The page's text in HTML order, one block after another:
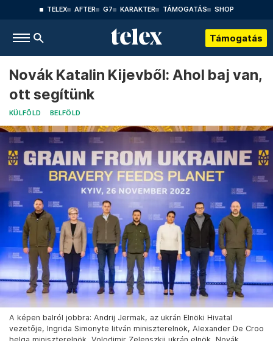
TELEX AFTER G7 KARAKTER TÁMOGATÁS SHOP
Támogatás
Novák Katalin Kijevből: Ahol baj van,
ott segítünk
KÜLFÖLD BELFÖLD
A képen balról jobbra: Andrij Jermak, az ukrán Elnöki Hivatal
vezetője, Ingrida Simonyte litván miniszterelnök, Alexander De Croo